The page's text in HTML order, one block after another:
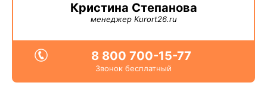
Кристина Степанова
менеджер Kurort26.ru
8 800 700-15-77
Звонок бесплатный